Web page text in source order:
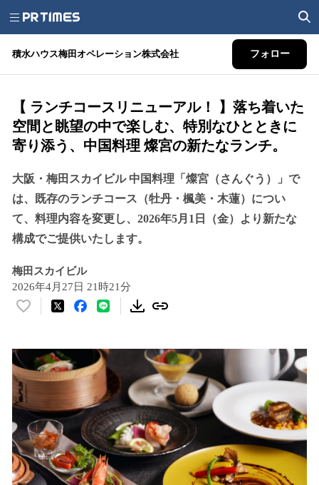
積水ハウス梅田オペレーション株式会社 フォロー
【 ランチコースリニューアル！ 】落ち着いた
空間と眺望の中で楽しむ、特別なひとときに
寄り添う、中国料理 燦宮の新たなランチ。
大阪・梅田スカイビル 中国料理「燦宮（さんぐう）」で
は、既存のランチコース（牡丹・楓美・木蓮）につい
て、料理内容を変更し、2026年5月1日（金）より新たな
構成でご提供いたします。
梅田スカイビル
2026年4月27日 21時21分
い
！
数
を
読
込
み
中
で